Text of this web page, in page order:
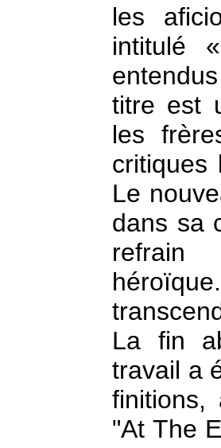
les
intitulé
titre est
les
Le
dans sa
refrain
La fin
travail a
finitions,
"At The